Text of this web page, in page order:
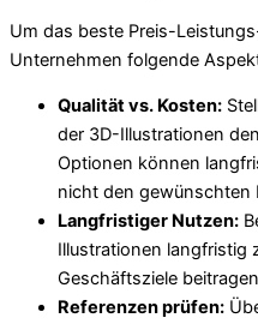
Um das beste Preis-
Unternehmen folgende
Qualität vs. Kosten:
der 3D-Illustrationen
Optionen können
nicht den gewünschten
Langfristiger Nutzen:
Illustrationen langfristig
Geschäftsziele
Referenzen prüfen: